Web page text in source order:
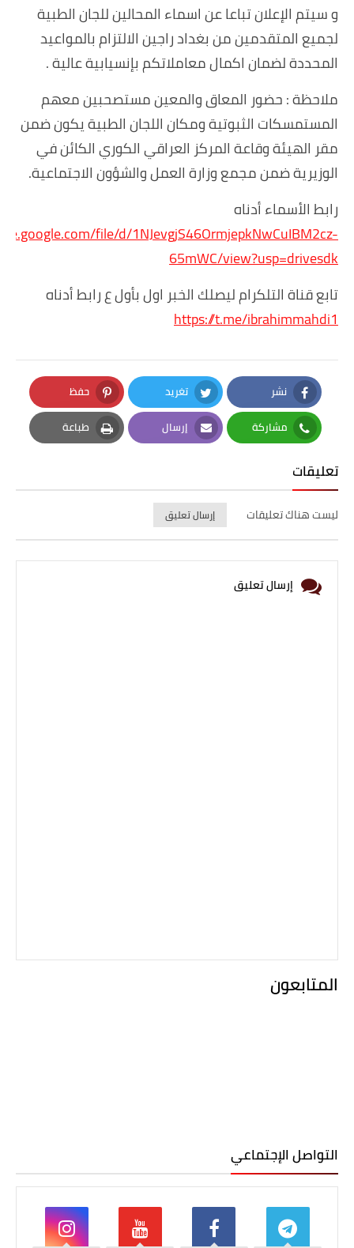
و سيتم الإعلان تباعا عن اسماء المحالين للجان الطبية
لجميع المتقدمين من بغداد راجين الالتزام بالمواعيد
المحددة لضمان اكمال معاملاتكم بإنسيابية عالية .
ملاحظة : حضور المعاق والمعين مستصحبين معهم
المستمسكات الثبوتية ومكان اللجان الطبية يكون ضمن
مقر الهيئة وقاعة المركز العراقي الكوري الكائن في
الوزيرية ضمن مجمع وزارة العمل والشؤون الاجتماعية.
رابط الأسماء أدناه
file/d/1NJevgjS46OrmjepkNwCuIBM2cz-
65mWC/view?usp=drivesdk
تابع قناة التلكرام ليصلك الخبر اول بأول ع رابط أدناه
https://t.me/ibrahimmahdi1
نشر
Facebook
تغريد
Twitter
حفظ
Pinterest
مشاركة
Whatsapp
إرسال
Email
طباعة
Print
تعليقات
ليست هناك تعليقات إرسال تعليق
إرسال تعليق
المتابعون
التواصل الإجتماعي